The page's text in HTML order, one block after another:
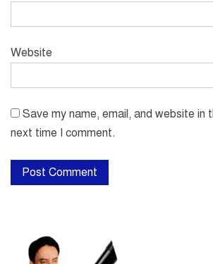
Website
Save my name, email, and website in
next time I comment.